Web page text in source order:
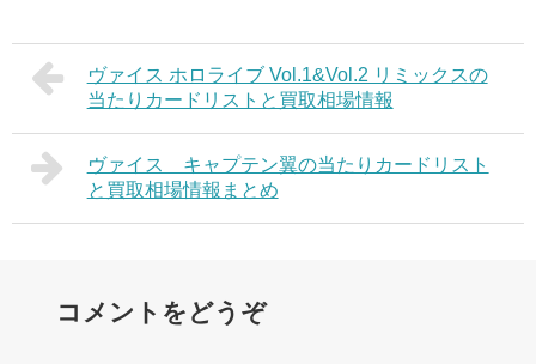
ヴァイス ホロライブ Vol.1&Vol.2 リミックスの
当たりカードリストと買取相場情報
ヴァイス キャプテン翼の当たりカードリスト
と買取相場情報まとめ
コメントをどうぞ